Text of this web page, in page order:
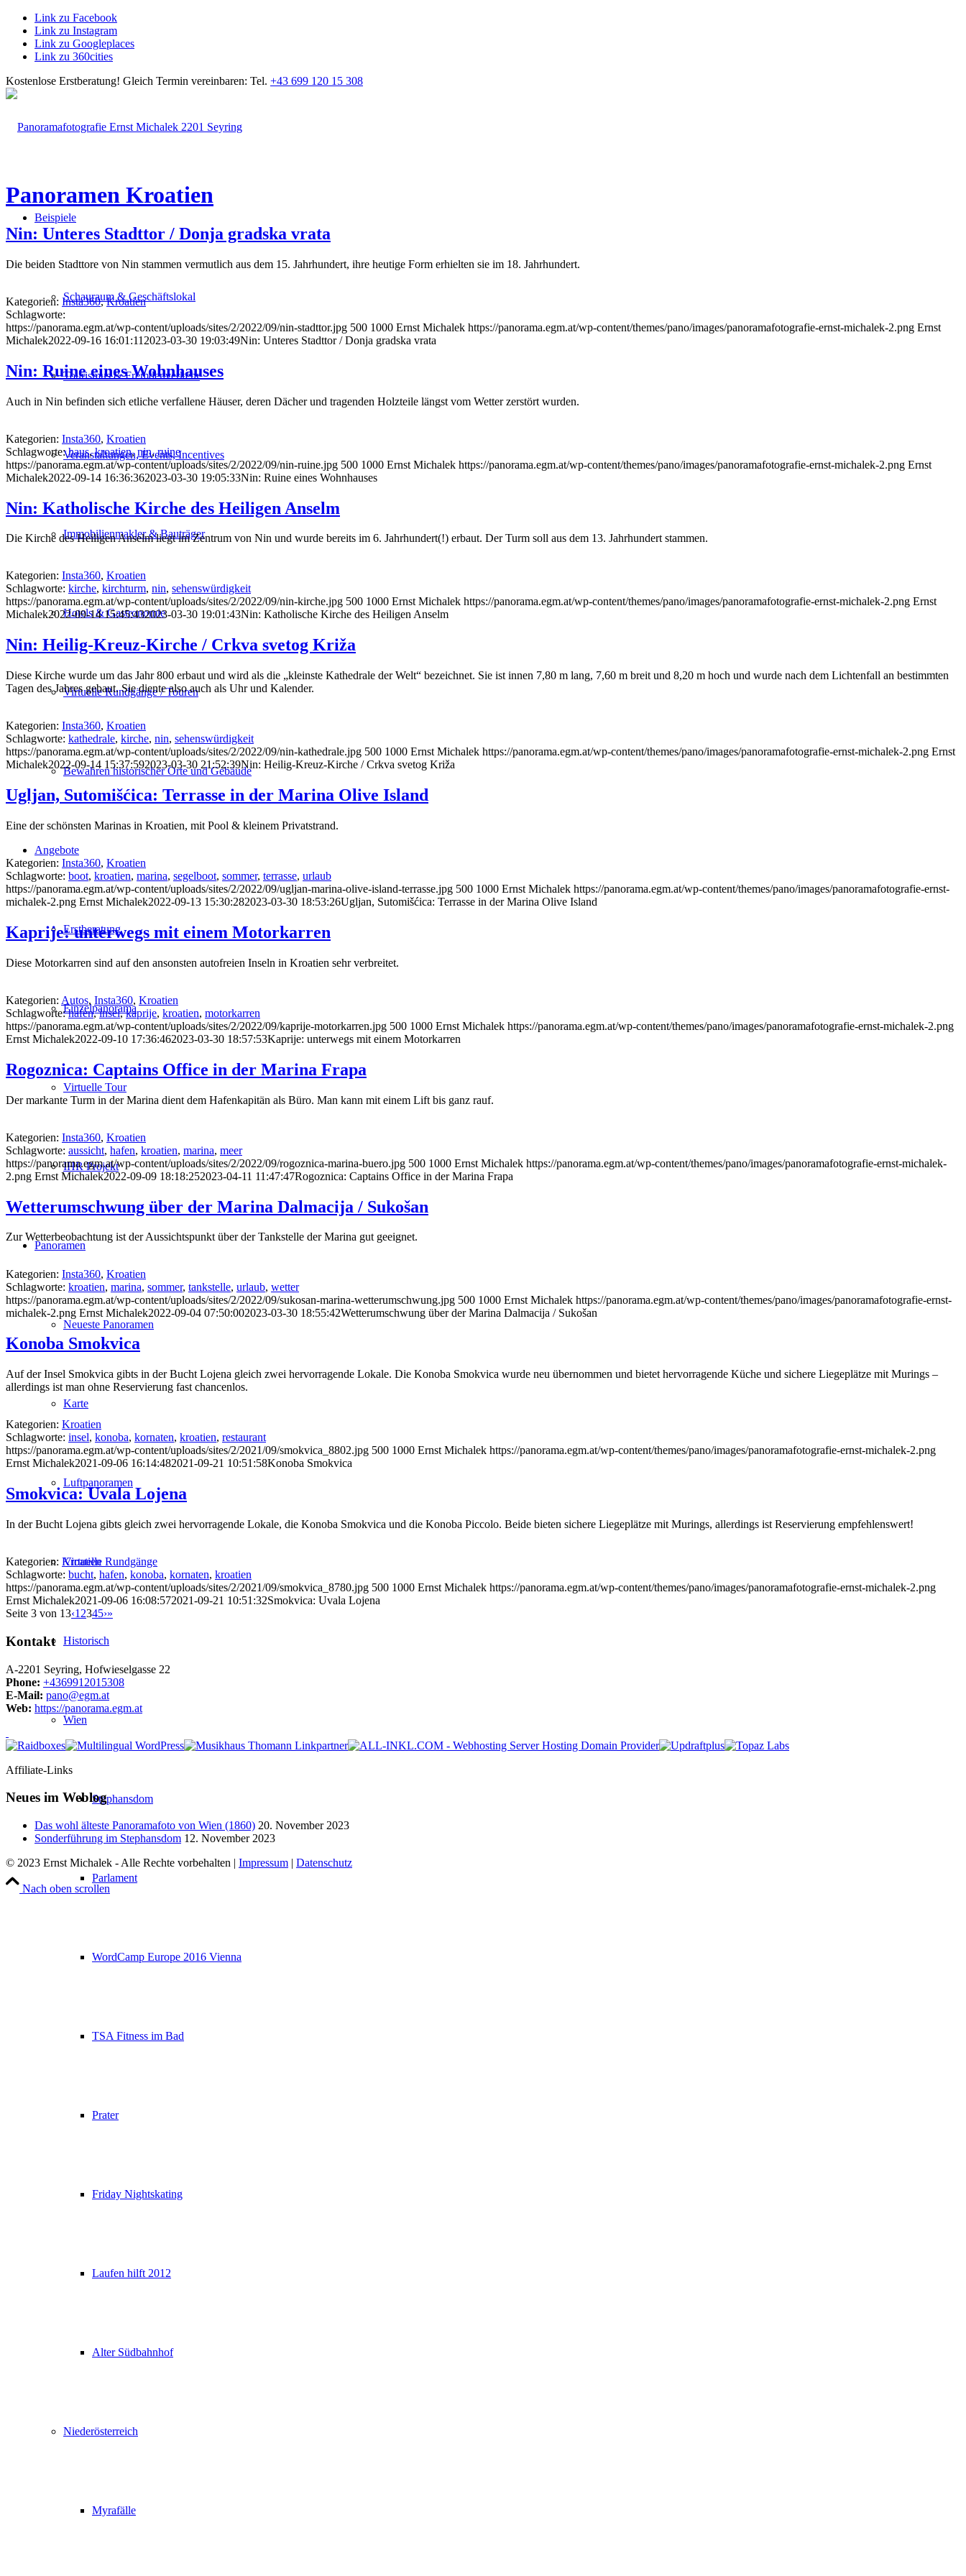
Link zu Facebook
Link zu Instagram
Link zu Googleplaces
Link zu 360cities
Kostenlose Erstberatung! Gleich Termin vereinbaren: Tel. +43 699 120 15 308
Beispiele
Schauraum & Geschäftslokal
Tourismus & Fremdenverkehr
Veranstaltungen, Events, Incentives
Immobilienmakler & Bauträger
Hotels & Gastronomie
Virtuelle Rundgänge / Touren
Bewahren historischer Orte und Gebäude
Angebote
Erstberatung
Einzelpanorama
Virtuelle Tour
IHR Projekt
Panoramen
Neueste Panoramen
Karte
Luftpanoramen
Virtuelle Rundgänge
Historisch
Wien
Stephansdom
Parlament
WordCamp Europe 2016 Vienna
TSA Fitness im Bad
Prater
Friday Nightskating
Laufen hilft 2012
Alter Südbahnhof
Niederösterreich
Myrafälle
Panoramen Kroatien
Nin: Unteres Stadttor / Donja gradska vrata
Die beiden Stadttore von Nin stammen vermutlich aus dem 15. Jahrhundert, ihre heutige Form erhielten sie im 18. Jahrhundert.
Kategorien: Insta360,Kroatien
Schlagworte:
https://panorama.egm.at/wp-content/uploads/sites/2/2022/09/nin-stadttor.jpg 500 1000 Ernst Michalek https://panorama.egm.at/wp-content/themes/pano/images/panoramafotografie-ernst-michalek-2.png Ernst
Michalek2022-09-16 16:01:11 2023-03-30 19:03:49Nin: Unteres Stadttor / Donja gradska vrata
Nin: Ruine eines Wohnhauses
Auch in Nin befinden sich etliche verfallene Häuser, deren Dächer und tragenden Holzteile längst vom Wetter zerstört wurden.
Kategorien: Insta360, Kroatien
Schlagworte:haus,kroatien,nin,ruine
https://panorama.egm.at/wp-content/uploads/sites/2/2022/09/nin-ruine.jpg 500 1000 Ernst Michalek https://panorama.egm.at/wp-content/themes/pano/images/panoramafotografie-ernst-michalek-2.png Ernst
Michalek2022-09-14 16:36:362023-03-30 19:05:33Nin: Ruine eines Wohnhauses
Nin: Katholische Kirche des Heiligen Anselm
Die Kirche des Heiligen Anselm liegt im Zentrum von Nin und wurde bereits im 6. Jahrhundert(!) erbaut. Der Turm soll aus dem 13. Jahrhundert stammen.
Kategorien: Insta360, Kroatien
Schlagworte: kirche, kirchturm, nin, sehenswürdigkeit
https://panorama.egm.at/wp-content/uploads/sites/2/2022/09/nin-kirche.jpg 500 1000 Ernst Michalek https://panorama.egm.at/wp-content/themes/pano/images/panoramafotografie-ernst-michalek-2.png Ernst
Michalek2022-09-14 15:45:432023-03-30 19:01:43Nin: Katholische Kirche des Heiligen Anselm
Nin: Heilig-Kreuz-Kirche / Crkva svetog Križa
Diese Kirche wurde um das Jahr 800 erbaut und wird als die „kleinste Kathedrale der Welt“ bezeichnet. Sie ist innen 7,80 m lang, 7,60 m breit und 8,20 m hoch und wurde nach dem Lichtenfall an bestimmten
Tagen des Jahres gebaut. Sie diente also auch als Uhr und Kalender.
Kategorien: Insta360, Kroatien
Schlagworte: kathedrale, kirche, nin, sehenswürdigkeit
https://panorama.egm.at/wp-content/uploads/sites/2/2022/09/nin-kathedrale.jpg 500 1000 Ernst Michalek https://panorama.egm.at/wp-content/themes/pano/images/panoramafotografie-ernst-michalek-2.png Ernst
Michalek2022-09-14 15:37:592023-03-30 21:52:39Nin: Heilig-Kreuz-Kirche / Crkva svetog Križa
Ugljan, Sutomišćica: Terrasse in der Marina Olive Island
Eine der schönsten Marinas in Kroatien, mit Pool & kleinem Privatstrand.
Kategorien: Insta360, Kroatien
Schlagworte: boot, kroatien, marina, segelboot, sommer, terrasse, urlaub
https://panorama.egm.at/wp-content/uploads/sites/2/2022/09/ugljan-marina-olive-island-terrasse.jpg 500 1000 Ernst Michalek https://panorama.egm.at/wp-content/themes/pano/images/panoramafotografie-ernst-
michalek-2.png Ernst Michalek2022-09-13 15:30:282023-03-30 18:53:26Ugljan, Sutomišćica: Terrasse in der Marina Olive Island
Kaprije: unterwegs mit einem Motorkarren
Diese Motorkarren sind auf den ansonsten autofreien Inseln in Kroatien sehr verbreitet.
Kategorien: Autos, Insta360, Kroatien
Schlagworte:hafen,insel,kaprije, kroatien, motorkarren
https://panorama.egm.at/wp-content/uploads/sites/2/2022/09/kaprije-motorkarren.jpg 500 1000 Ernst Michalek https://panorama.egm.at/wp-content/themes/pano/images/panoramafotografie-ernst-michalek-2.png
Ernst Michalek2022-09-10 17:36:462023-03-30 18:57:53Kaprije: unterwegs mit einem Motorkarren
Rogoznica: Captains Office in der Marina Frapa
Der markante Turm in der Marina dient dem Hafenkapitän als Büro. Man kann mit einem Lift bis ganz rauf.
Kategorien: Insta360, Kroatien
Schlagworte: aussicht, hafen, kroatien, marina, meer
https://panorama.egm.at/wp-content/uploads/sites/2/2022/09/rogoznica-marina-buero.jpg 500 1000 Ernst Michalek https://panorama.egm.at/wp-content/themes/pano/images/panoramafotografie-ernst-michalek-
2.png Ernst Michalek2022-09-09 18:18:252023-04-11 11:47:47Rogoznica: Captains Office in der Marina Frapa
Wetterumschwung über der Marina Dalmacija / Sukošan
Zur Wetterbeobachtung ist der Aussichtspunkt über der Tankstelle der Marina gut geeignet.
Kategorien: Insta360, Kroatien
Schlagworte: kroatien, marina, sommer, tankstelle, urlaub, wetter
https://panorama.egm.at/wp-content/uploads/sites/2/2022/09/sukosan-marina-wetterumschwung.jpg 500 1000 Ernst Michalek https://panorama.egm.at/wp-content/themes/pano/images/panoramafotografie-ernst-
michalek-2.png Ernst Michalek2022-09-04 07:50:002023-03-30 18:55:42Wetterumschwung über der Marina Dalmacija / Sukošan
Konoba Smokvica
Auf der Insel Smokvica gibts in der Bucht Lojena gleich zwei hervorragende Lokale. Die Konoba Smokvica wurde neu übernommen und bietet hervorragende Küche und sichere Liegeplätze mit Murings –
allerdings ist man ohne Reservierung fast chancenlos.
Kategorien: Kroatien
Schlagworte: insel, konoba, kornaten, kroatien, restaurant
https://panorama.egm.at/wp-content/uploads/sites/2/2021/09/smokvica_8802.jpg 500 1000 Ernst Michalek https://panorama.egm.at/wp-content/themes/pano/images/panoramafotografie-ernst-michalek-2.png
Ernst Michalek2021-09-06 16:14:482021-09-21 10:51:58Konoba Smokvica
Smokvica: Uvala Lojena
In der Bucht Lojena gibts gleich zwei hervorragende Lokale, die Konoba Smokvica und die Konoba Piccolo. Beide bieten sichere Liegeplätze mit Murings, allerdings ist Reservierung empfehlenswert!
Kategorien: Kroatien
Schlagworte: bucht, hafen, konoba, kornaten, kroatien
https://panorama.egm.at/wp-content/uploads/sites/2/2021/09/smokvica_8780.jpg 500 1000 Ernst Michalek https://panorama.egm.at/wp-content/themes/pano/images/panoramafotografie-ernst-michalek-2.png
Ernst Michalek2021-09-06 16:08:572021-09-21 10:51:32Smokvica: Uvala Lojena
Seite 3 von 13‹1 2345›»
Kontakt
A-2201 Seyring, Hofwieselgasse 22
Phone: +4369912015308
E-Mail: pano@egm.at
Web: https://panorama.egm.at
Affiliate-Links
Neues im Weblog
Das wohl älteste Panoramafoto von Wien (1860) 20. November 2023
Sonderführung im Stephansdom 12. November 2023
© 2023 Ernst Michalek - Alle Rechte vorbehalten | Impressum | Datenschutz
Nach oben scrollen